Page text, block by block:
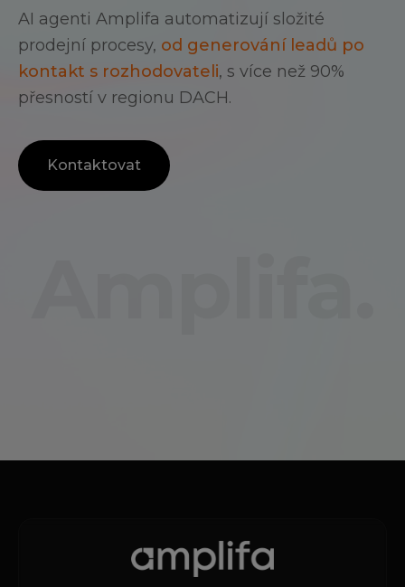
AI agenti Amplifa automatizují složité
prodejní procesy, od generování leadů po
kontakt s rozhodovateli, s více než 90%
přesností v regionu DACH.
Kontaktovat